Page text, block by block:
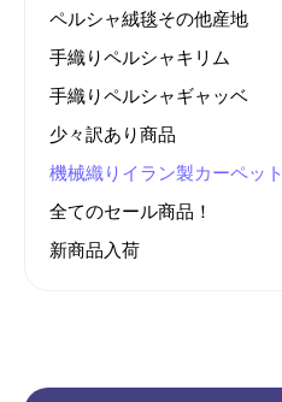
ペルシャ絨毯その他産地
手織りペルシャキリム
手織りペルシャギャッベ
少々訳あり商品
機械織りイラン製カーペット
全てのセール商品！
新商品入荷